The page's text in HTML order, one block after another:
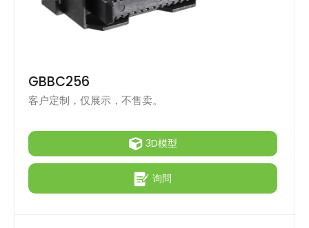
GBBC256
客户定制，仅展示，不售卖。
3D模型
询問